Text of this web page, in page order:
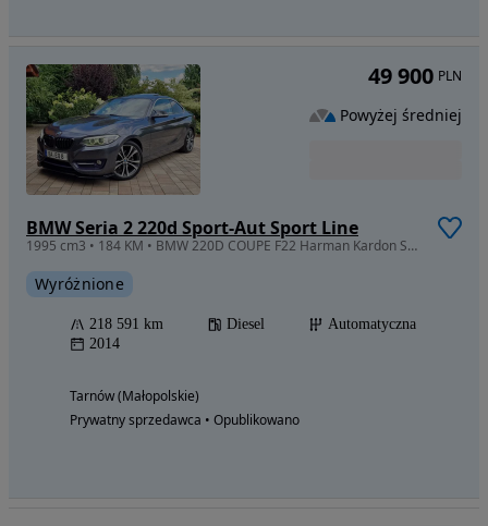
BMW Seria 2 220d Sport-Aut Sport Line
1995 cm3 • 184 KM • BMW 220D COUPE F22 Harman Kardon Sport Line Szyber dach Bi Xenon
Wyróżnione
218 591 km Diesel
Automatyczna
2014
Tarnów (Małopolskie)
Prywatny sprzedawca • Opublikowano
49 900 PLN
Powyżej średniej